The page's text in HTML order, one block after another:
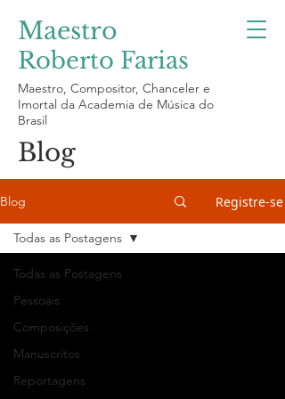
Maestro
Roberto Farias
Maestro, Compositor, Chanceler e
Imortal da Academia de Música do
Brasil
Blog
Blog Registre-se
Todas as Postagens
Pessoais
Composições
Manuscritos
Reportagens
Todas as Postagens